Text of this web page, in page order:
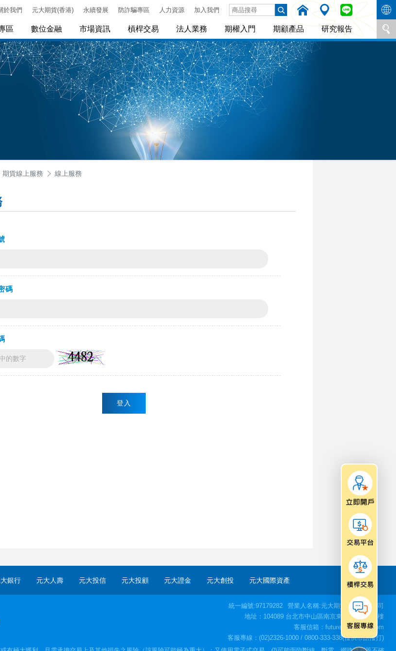
於我們 元大期貨(香港) 永續發展 防詐騙專區 人力資源 加入我們
區 數位金融 市場資訊 槓桿交易 法人業務 期權入門 期顧產品 研究報告
期貨線上服務 線上服務
銀行 元大人壽 元大投信 元大投顧 元大證金 元大創投 元大國際資產
營業人名稱:元大期貨股份有限公司
統一編號:97179282
地址：104089 台北市中山區南京東路二段77號3樓
客服信箱：futures@yuanta.com
客服專線：(02)2326-1000 / 0800-333-338(僅供市話撥打)